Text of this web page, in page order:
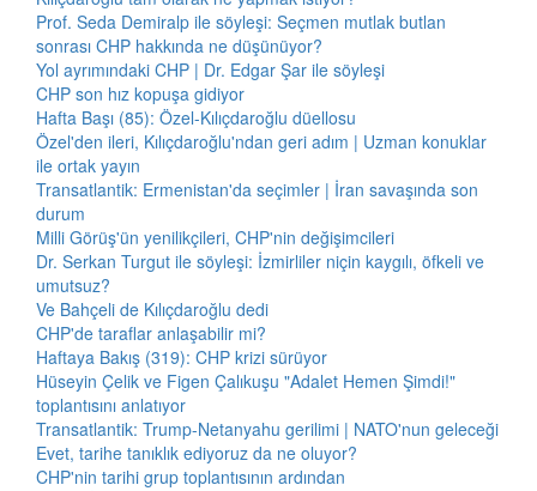
Prof. Seda Demiralp ile söyleşi: Seçmen mutlak butlan
sonrası CHP hakkında ne düşünüyor?
Yol ayrımındaki CHP | Dr. Edgar Şar ile söyleşi
CHP son hız kopuşa gidiyor
Hafta Başı (85): Özel-Kılıçdaroğlu düellosu
Özel'den ileri, Kılıçdaroğlu'ndan geri adım | Uzman konuklar
ile ortak yayın
Transatlantik: Ermenistan'da seçimler | İran savaşında son
durum
Milli Görüş'ün yenilikçileri, CHP'nin değişimcileri
Dr. Serkan Turgut ile söyleşi: İzmirliler niçin kaygılı, öfkeli ve
umutsuz?
Ve Bahçeli de Kılıçdaroğlu dedi
CHP'de taraflar anlaşabilir mi?
Haftaya Bakış (319): CHP krizi sürüyor
Hüseyin Çelik ve Figen Çalıkuşu "Adalet Hemen Şimdi!"
toplantısını anlatıyor
Transatlantik: Trump-Netanyahu gerilimi | NATO'nun geleceği
Evet, tarihe tanıklık ediyoruz da ne oluyor?
CHP'nin tarihi grup toplantısının ardından